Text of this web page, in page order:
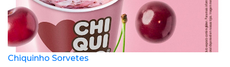
Chiquinho Sorvetes